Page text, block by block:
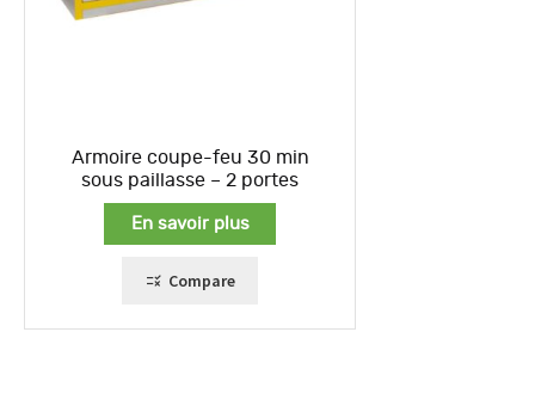
Armoire coupe-feu 30 min
sous paillasse – 2 portes
En savoir plus
Compare